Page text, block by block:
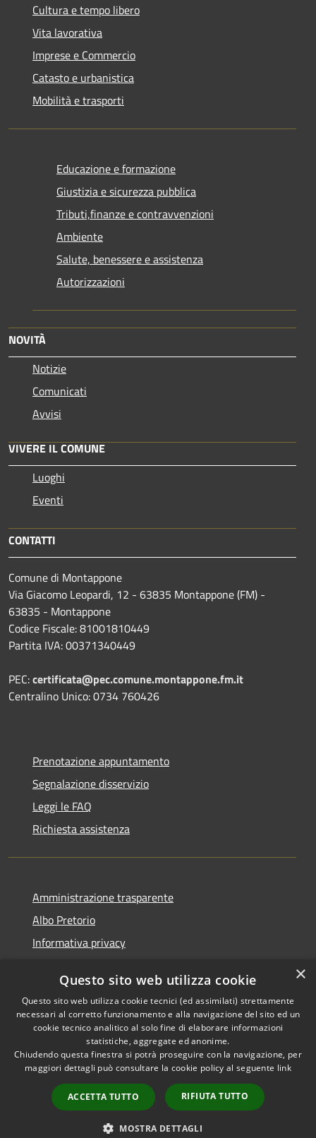
Cultura e tempo libero
Vita lavorativa
Imprese e Commercio
Catasto e urbanistica
Mobilità e trasporti
Educazione e formazione
Giustizia e sicurezza pubblica
Tributi,finanze e contravvenzioni
Ambiente
Salute, benessere e assistenza
Autorizzazioni
NOVITÀ
Notizie
Comunicati
Avvisi
VIVERE IL COMUNE
Luoghi
Eventi
CONTATTI
Comune di Montappone
Via Giacomo Leopardi, 12 - 63835 Montappone (FM) -
63835 - Montappone
Codice Fiscale: 81001810449
Partita IVA: 00371340449
PEC:certificata@pec.comune.montappone.fm.it
Centralino Unico: 0734 760426
Prenotazione appuntamento
Segnalazione disservizio
Leggi le FAQ
Richiesta assistenza
Amministrazione trasparente
Albo Pretorio
Informativa privacy
Dichiarazione di accessibilità
RSS
Accessibilità
Copyright © 2026 • Comune di
Montappone • Powered by
Municipium•
Accesso
redazione
×
Questo sito web utilizza cookie
Questo sito web utilizza cookie tecnici (ed assimilati) strettamente
necessari al corretto funzionamento e alla navigazione del sito ed un
cookie tecnico analitico al solo fine di elaborare informazioni
statistiche, aggregate ed anonime.
Chiudendo questa finestra si potrà proseguire con la navigazione, per
maggiori dettagli può consultare la cookie policy al seguente link
ACCETTA TUTTO RIFIUTA TUTTO
MOSTRA DETTAGLI